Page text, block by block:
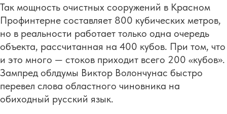
Так мощность очистных сооружений в Красном
Профинтерне составляет 800 кубических метров,
но в реальности работает только одна очередь
объекта, рассчитанная на 400 кубов. При том, что
и это много — стоков приходит всего 200 «кубов».
Зампред облдумы Виктор Волончунас быстро
перевел слова областного чиновника на
обиходный русский язык.